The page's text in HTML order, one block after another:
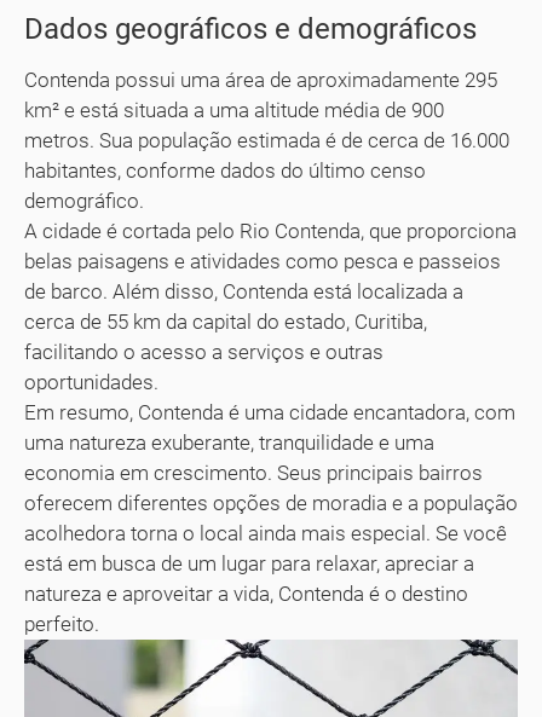
Dados geográficos e demográficos
Contenda possui uma área de aproximadamente 295
km² e está situada a uma altitude média de 900
metros. Sua população estimada é de cerca de 16.000
habitantes, conforme dados do último censo
demográfico.
A cidade é cortada pelo Rio Contenda, que proporciona
belas paisagens e atividades como pesca e passeios
de barco. Além disso, Contenda está localizada a
cerca de 55 km da capital do estado, Curitiba,
facilitando o acesso a serviços e outras
oportunidades.
Em resumo, Contenda é uma cidade encantadora, com
uma natureza exuberante, tranquilidade e uma
economia em crescimento. Seus principais bairros
oferecem diferentes opções de moradia e a população
acolhedora torna o local ainda mais especial. Se você
está em busca de um lugar para relaxar, apreciar a
natureza e aproveitar a vida, Contenda é o destino
perfeito.